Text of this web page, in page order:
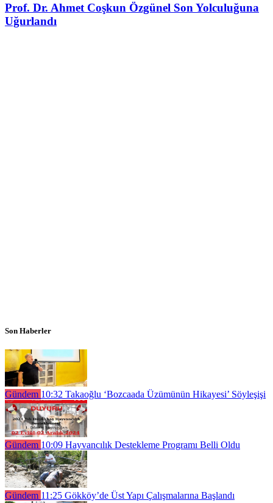
Prof. Dr. Ahmet Coşkun Özgünel Son Yolculuğuna
Uğurlandı
Son Haberler
Gündem 10:32 Takaoğlu ‘Bozcaada Üzümünün Hikayesi’ Söyleşişi
Gündem 10:09 Hayvancılık Destekleme Programı Belli Oldu
Gündem 11:25 Gökköy’de Üst Yapı Çalışmalarına Başlandı